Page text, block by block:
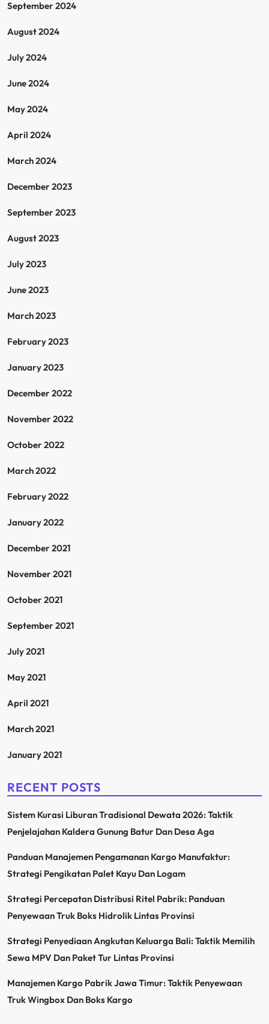
September 2024
August 2024
July 2024
June 2024
May 2024
April 2024
March 2024
December 2023
September 2023
August 2023
July 2023
June 2023
March 2023
February 2023
January 2023
December 2022
November 2022
October 2022
March 2022
February 2022
January 2022
December 2021
November 2021
October 2021
September 2021
July 2021
May 2021
April 2021
March 2021
January 2021
RECENT POSTS
Sistem Kurasi Liburan Tradisional Dewata 2026: Taktik
Penjelajahan Kaldera Gunung Batur Dan Desa Aga
Panduan Manajemen Pengamanan Kargo Manufaktur:
Strategi Pengikatan Palet Kayu Dan Logam
Strategi Percepatan Distribusi Ritel Pabrik: Panduan
Penyewaan Truk Boks Hidrolik Lintas Provinsi
Strategi Penyediaan Angkutan Keluarga Bali: Taktik Memilih
Sewa MPV Dan Paket Tur Lintas Provinsi
Manajemen Kargo Pabrik Jawa Timur: Taktik Penyewaan
Truk Wingbox Dan Boks Kargo